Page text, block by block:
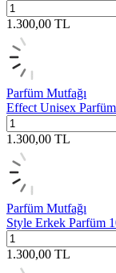
1.300,00 TL
Parfüm Mutfağı
Effect Unisex
1.300,00 TL
Parfüm Mutfağı
Style Erkek Parfüm
1.300,00 TL